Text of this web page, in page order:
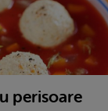
perisoare